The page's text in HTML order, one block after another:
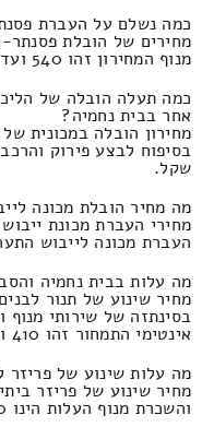
כמה נשלם על העברת
מחירים של הובלת פסנתר-
מנוף המחירון זהו 540 ועד 250 שקלים.
כמה תעלה הובלה של
אחר בבית נחמיה?
מחירון הובלה במכונית
שקל.
מה מחיר הובלת מכונה
מחירי העברת מכונת
העברת מכונה לייבוש התעריף זהו 390 ולכל
מה עלות בבית נחמיה
מחיר שינוע של תנור
בסינתזה של שירותי מנוף
אינטימי התמחור זהו 410 ולא יותר מ170 ₪.
מה עלות שינוע של פריזר
מחיר שינוע של פריזר
והשכרת מנוף העלות הינו 400 ולא יותר מ180 ש"ח.